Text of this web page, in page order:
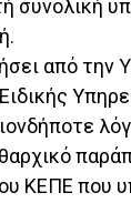
συνολική
από την
ΚΕΠΕ που